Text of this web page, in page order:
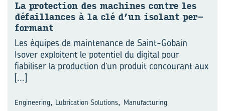
La pro­tec­tion des ma­chines contre les
dé­faillances à la clé d’un iso­lant per­
for­mant
Les équipes de maintenance de Saint-Gobain
Isover exploitent le potentiel du digital pour
fiabiliser la production d’un produit concourant aux
[...]
Engineering, Lubrication Solutions, Manufacturing